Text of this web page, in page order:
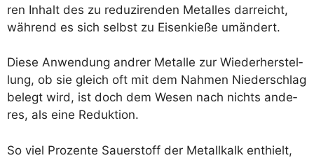
ren Inhalt des zu redu­zi­ren­den Metal­les dar­reicht,
wäh­rend es sich selbst zu Eisen­kie­ße umändert.
Die­se Anwen­dung and­rer Metal­le zur Wie­der­her­stel­
lung, ob sie gleich oft mit dem Nah­men Nie­der­schlag
belegt wird, ist doch dem Wesen nach nichts ande­
res, als eine Reduktion.
So viel Pro­zen­te Sau­er­stoff der Metall­kalk ent­hielt,